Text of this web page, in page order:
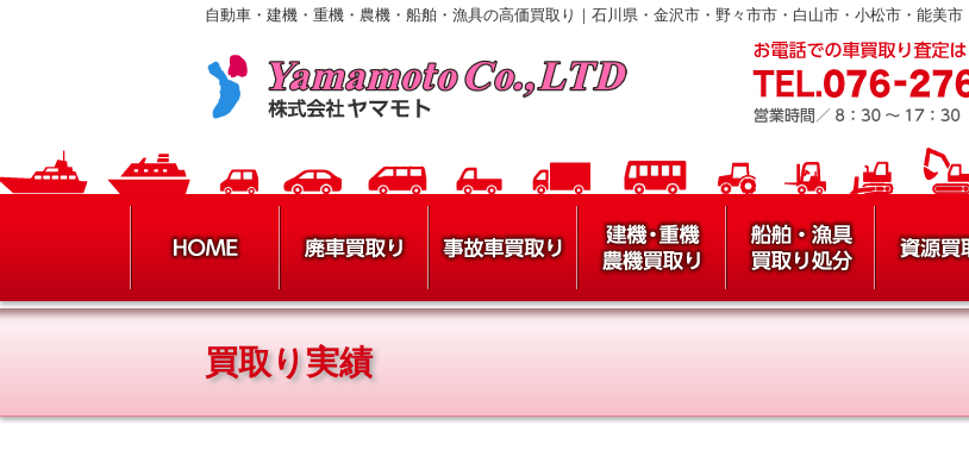
自動車・建機・重機・農機・船舶・漁具の高価買取り｜石川県・金沢市・野々市市・白山市・小松市・能美市
買取り実績